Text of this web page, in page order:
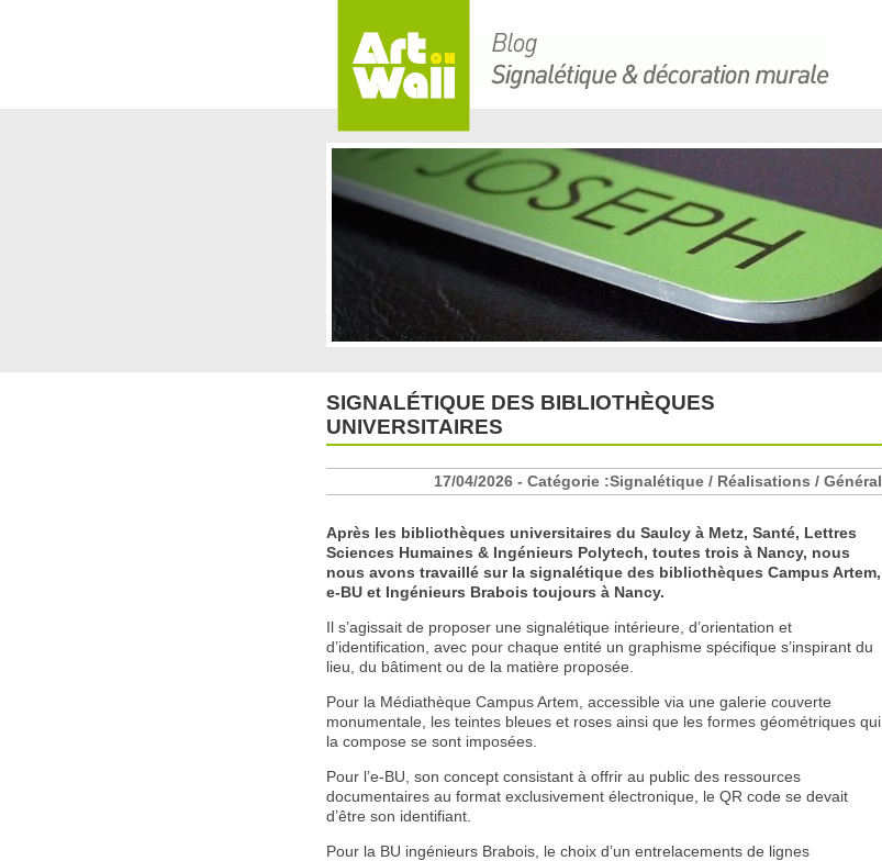
SIGNALÉTIQUE DES BIBLIOTHÈQUES
UNIVERSITAIRES
17/04/2026 - Catégorie :Signalétique / Réalisations / Général
Après les bibliothèques universitaires du Saulcy à Metz, Santé, Lettres
Sciences Humaines & Ingénieurs Polytech, toutes trois à Nancy, nous
nous avons travaillé sur la signalétique des bibliothèques Campus Artem,
e-BU et Ingénieurs Brabois toujours à Nancy.
Il s’agissait de proposer une signalétique intérieure, d’orientation et
d’identification, avec pour chaque entité un graphisme spécifique s’inspirant du
lieu, du bâtiment ou de la matière proposée.
Pour la Médiathèque Campus Artem, accessible via une galerie couverte
monumentale, les teintes bleues et roses ainsi que les formes géométriques qui
la compose se sont imposées.
Pour l’e-BU, son concept consistant à offrir au public des ressources
documentaires au format exclusivement électronique, le QR code se devait
d’être son identifiant.
Pour la BU ingénieurs Brabois, le choix d’un entrelacements de lignes